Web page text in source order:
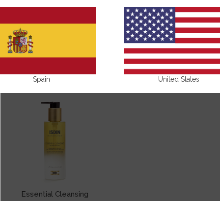
OLIVA
Essential Cleansing
Spain United States